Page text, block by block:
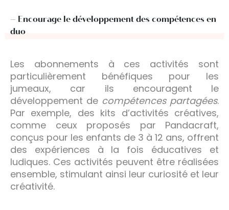
– Encourage le développement des compétences en
duo
Les abonnements à ces activités sont
particulièrement bénéfiques pour les
jumeaux, car ils encouragent le
développement de compétences partagées.
Par exemple, des kits d’activités créatives,
comme ceux proposés par Pandacraft,
conçus pour les enfants de 3 à 12 ans, offrent
des expériences à la fois éducatives et
ludiques. Ces activités peuvent être réalisées
ensemble, stimulant ainsi leur curiosité et leur
créativité.